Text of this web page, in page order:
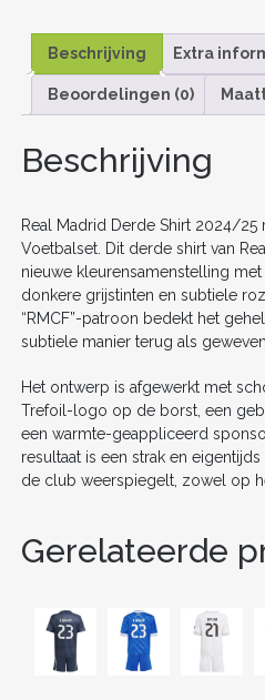
c
e
b
o
k
itt
er
ai
l
er
e
st
d
t
Beschrijving Extra
Beoordelingen (0)
Beschrijving
Real Madrid Derde Shirt 2024/25
Voetbalset. Dit derde shirt van
nieuwe kleurensamenstelling
donkere grijstinten en subtiele
“RMCF”-patroon bedekt het
subtiele manier terug als
Het ontwerp is afgewerkt met
Trefoil-logo op de borst, een
een warmte-geappliceerd
resultaat is een strak en
de club weerspiegelt, zowel op
Gerelateerde